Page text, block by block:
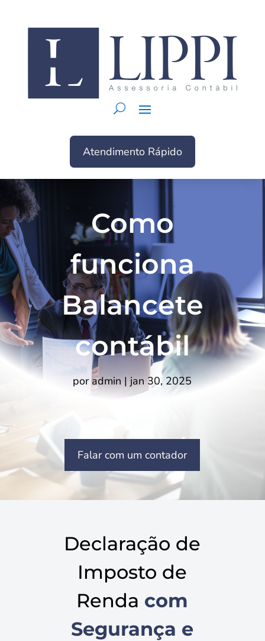
Atendimento Rápido
Como
funciona
Balancete
contábil
poradmin|jan 30, 2025
Falar com um contador
Declaração de
Imposto de
Renda com
Segurança e